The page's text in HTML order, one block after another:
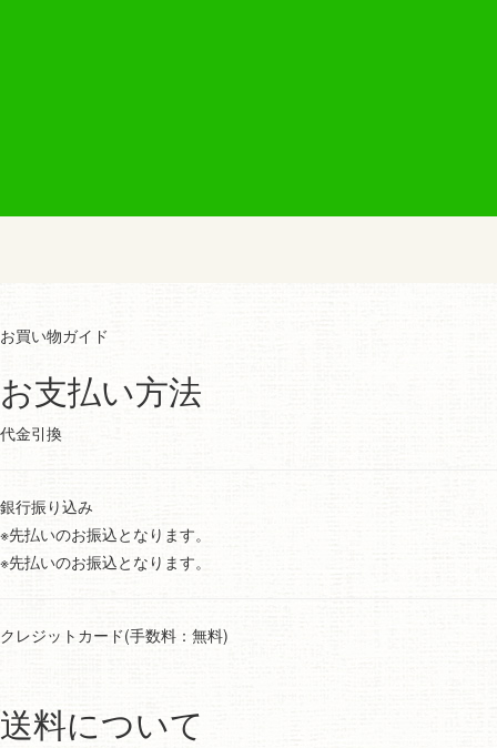
お買い物ガイド
お支払い方法
代金引換
銀行振り込み
※先払いのお振込となります。
※先払いのお振込となります。
クレジットカード(手数料：無料)
送料について